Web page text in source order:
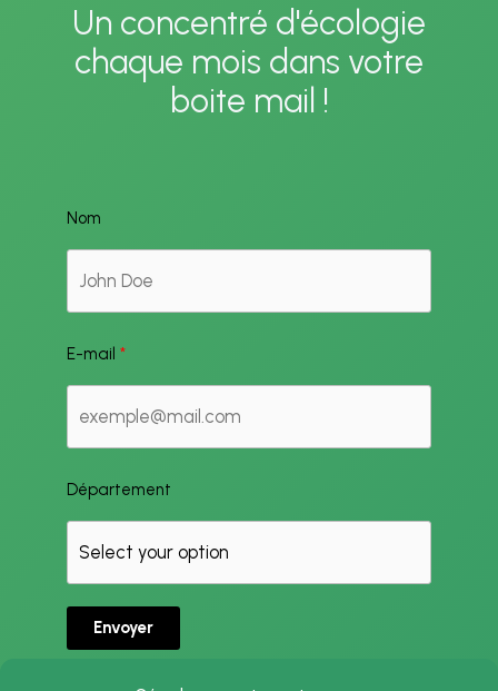
Un concentré d'écologie
chaque mois dans votre
boite mail !
Nom
E-mail
Département
Envoyer